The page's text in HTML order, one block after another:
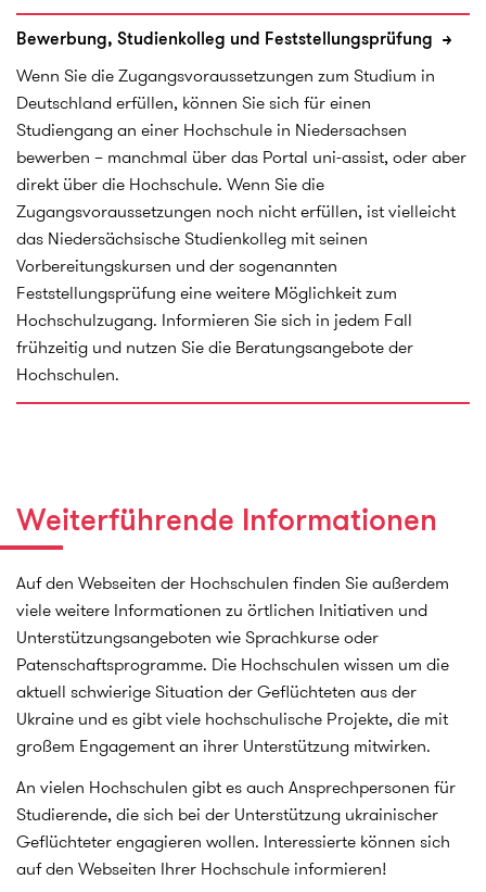
Cobi King
Hannover
Tel.: (0511) 9296 8359
E-Mail
Hochschule Hannover
Leibniz Universität Hannover
Ludolf von Dassel
Hochschulbüro für Internationales
Tel.: (0511) 762 3964
E-Mail
Leibniz Universität Hannover
Medizinische Hochschule Hannover
Tel.: (0511) 532 9056
E-Mail
Medizinische Hochschule Hannover
Stiftung Tierärztliche Hochschule Hannover
Dr. Christine Winter
International Academic Office
Hannover
Tel.: (0511) 953 8080
E-Mail
HAWK Hochschule Hildesheim / Holzminden /
Göttingen
Bewerbung, Studienkolleg und Feststellungsprüfung
Wenn Sie die Zugangsvoraussetzungen zum Studium in
Deutschland erfüllen, können Sie sich für einen
Studiengang an einer Hochschule in Niedersachsen
bewerben – manchmal über das Portal uni-assist, oder aber
direkt über die Hochschule. Wenn Sie die
Zugangsvoraussetzungen noch nicht erfüllen, ist vielleicht
das Niedersächsische Studienkolleg mit seinen
Vorbereitungskursen und der sogenannten
Feststellungsprüfung eine weitere Möglichkeit zum
Hochschulzugang. Informieren Sie sich in jedem Fall
frühzeitig und nutzen Sie die Beratungsangebote der
Hochschulen.
Weiterführende Informationen
Auf den Webseiten der Hochschulen finden Sie außerdem
viele weitere Informationen zu örtlichen Initiativen und
Unterstützungsangeboten wie Sprachkurse oder
Patenschaftsprogramme. Die Hochschulen wissen um die
aktuell schwierige Situation der Geflüchteten aus der
Ukraine und es gibt viele hochschulische Projekte, die mit
großem Engagement an ihrer Unterstützung mitwirken.
An vielen Hochschulen gibt es auch Ansprechpersonen für
Studierende, die sich bei der Unterstützung ukrainischer
Geflüchteter engagieren wollen. Interessierte können sich
auf den Webseiten Ihrer Hochschule informieren!